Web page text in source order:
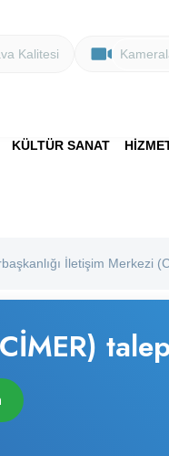
Kalitesi
KÜLTÜR SANAT
İletişim Merkezi